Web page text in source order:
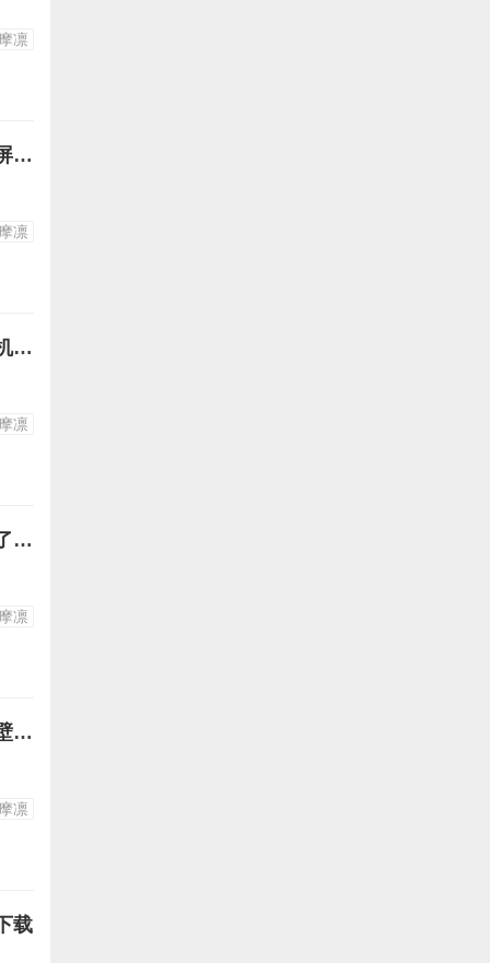
凛
摇曳露营各务原抚子志摩凛图片30-抚子和芝麻凛开心出发露营高清竖屏壁纸手机图片下载
凛
摇曳露营各务原抚子志摩凛图片29-抚子和芝麻凛露营高清竖屏壁纸手机图片下载
凛
摇曳露营各务原抚子志摩凛图片28-抚子和芝麻凛夏天在海边露出胸罩了高清竖屏壁纸手机图片下载
凛
摇曳露营各务原抚子志摩凛图片27-抚子和犬妹小明露营拍照高清竖屏壁纸手机图片下载
凛
载